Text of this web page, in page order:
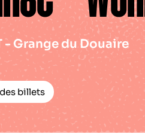
- Grange du Douaire
billets